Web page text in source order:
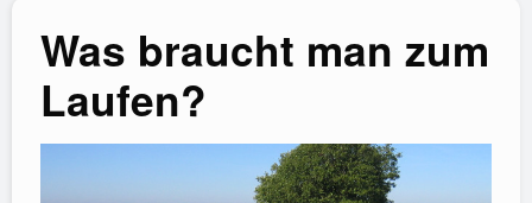
Was braucht man zum
Laufen?